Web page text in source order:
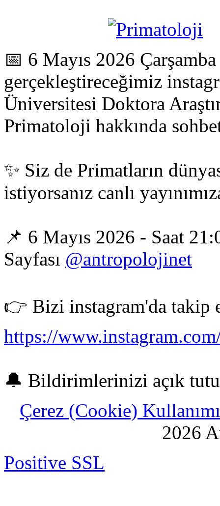
📅 6 Mayıs 2026
gerçekleştireceğimiz
Üniversitesi Doktora
Primatoloji hakkında
✨ Siz de Primatların
istiyorsanız canlı
📌 6 Mayıs 2026 - Saat
Sayfası @antropolojinet
👉 Bizi instagram'da takip
https://
🔔 Bildirimlerinizi açık
Çerez (Cookie)
2026
Positive SSL